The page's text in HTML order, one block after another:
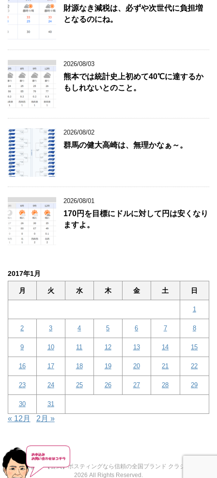
財源なき減税は、必ずや次世代に負担増
となるのにね。
2026/08/03
熊本では統計史上初めて40℃に達するか
もしれないとのこと。
2026/08/02
群馬の健大高崎は、無理かなぁ～。
2026/08/01
170円を目標にドルに対して円は安くなり
ますよ。
2017年1月
月 火 水 木 金 土 日
1
2 3 4 5 6 7 8
9 10 11 12 13 14 15
16 17 18 19 20 21 22
23 24 25 26 27 28 29
30 31
« 12月 2月 »
Copyright© 【公式】ポスティングなら信頼の全国ブランド クラシード® ,
2026 All Rights Reserved.